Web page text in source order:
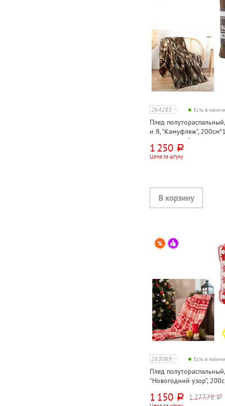
264283 Есть в
Плед
и Я, "Камуфляж",
флис, 160г⁄м²
1 250 руб.
Цена за штуку
263069 Есть в
Плед
"Новогодний узор",
1 150 руб. 1 277,78 руб.